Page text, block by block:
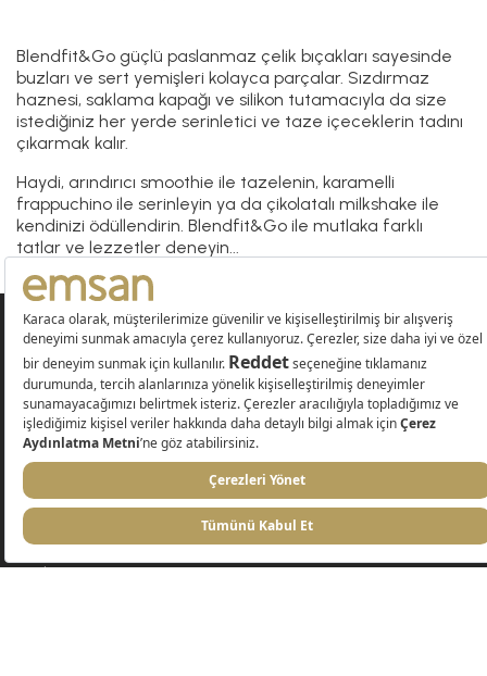
Blendfit&Go güçlü paslanmaz çelik bıçakları sayesinde
buzları ve sert yemişleri kolayca parçalar. Sızdırmaz
haznesi, saklama kapağı ve silikon tutamacıyla da size
istediğiniz her yerde serinletici ve taze içeceklerin tadını
çıkarmak kalır.
Haydi, arındırıcı smoothie ile tazelenin, karamelli
frappuchino ile serinleyin ya da çikolatalı milkshake ile
kendinizi ödüllendirin. Blendfit&Go ile mutlaka farklı
tatlar ve lezzetler deneyin...
Emsan
Yardım
Bilgilendirme
KİŞİSEL VERİLERİN KORUNMASI
Alışveriş